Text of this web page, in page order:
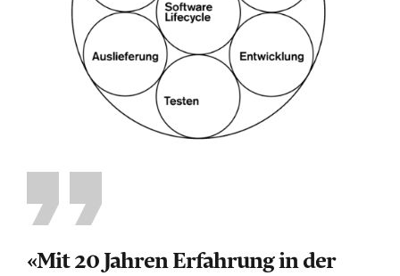
«Mit 20 Jahren Erfahrung in der